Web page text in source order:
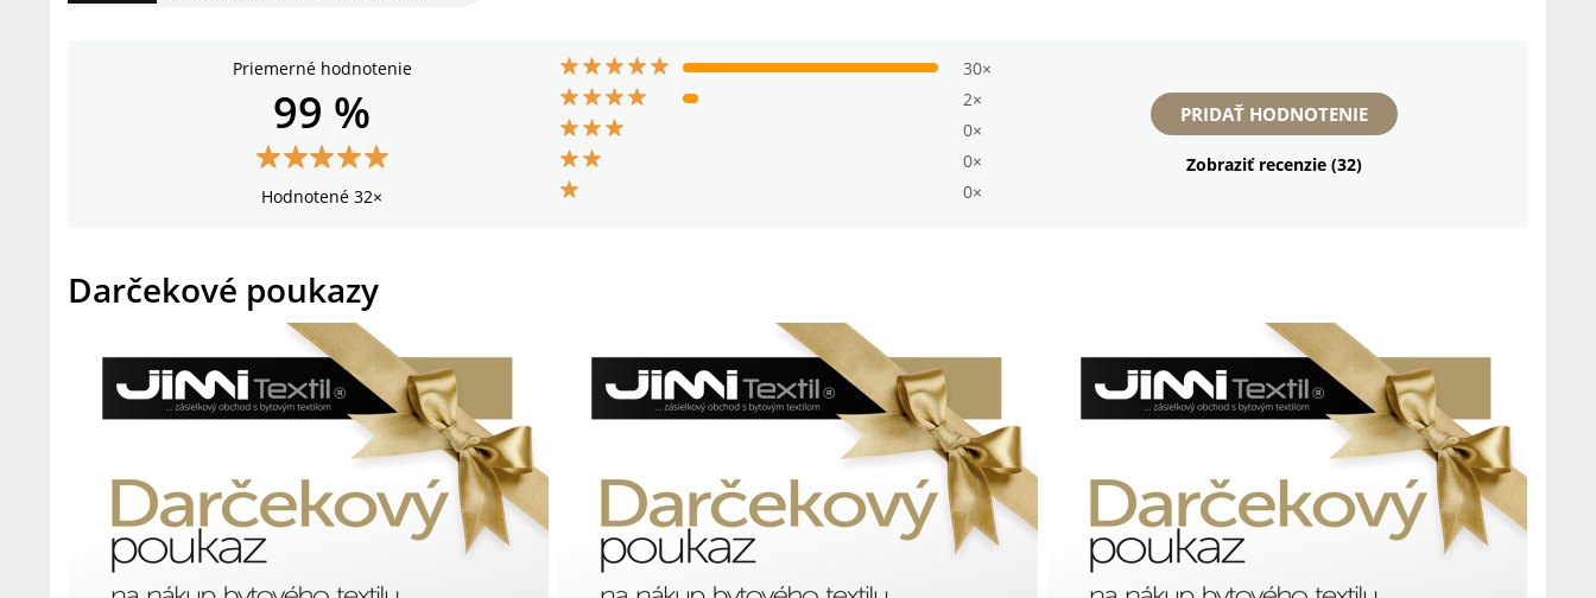
Priemerné hodnotenie
30×
2×
0×
0×
0×
PRIDAŤ HODNOTENIE
Zobraziť recenzie (32)
99 %
Hodnotené 32×
Darčekové poukazy